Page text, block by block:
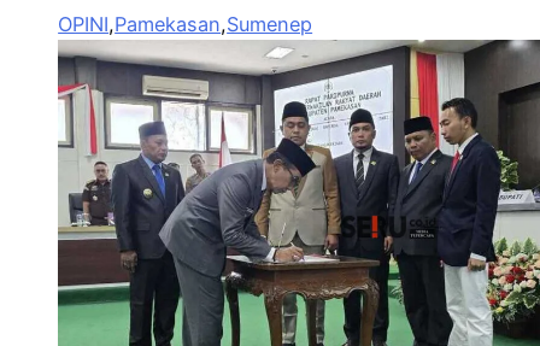
OPINI,Pamekasan,Sumenep